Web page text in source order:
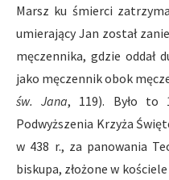
Marsz ku śmierci
umierający Jan został
męczennika, gdzie oddał
jako męczennik obok
św. Jana, 119). Było to
Podwyższenia Krzyża
w 438 r., za panowania
biskupa, złożone w